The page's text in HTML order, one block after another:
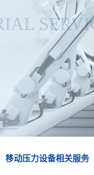
移动压力设备相关服务